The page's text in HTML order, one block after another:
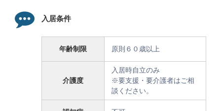
入居条件
年齢制限 原則６０歳以上
介護度
入居時自立のみ
※要支援・要介護者はご相
談ください。